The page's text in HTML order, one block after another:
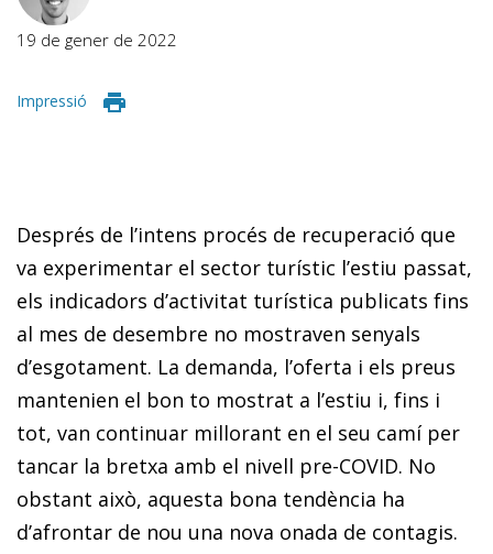
19 de gener de 2022
Impressió
Després de l’intens procés de recuperació que
va experimentar el sector turístic l’estiu passat,
els indicadors d’activitat turística publicats fins
al mes de desembre no mostraven senyals
d’esgotament. La demanda, l’oferta i els preus
mantenien el bon to mostrat a l’estiu i, fins i
tot, van continuar millorant en el seu camí per
tancar la bretxa amb el nivell pre-COVID. No
obstant això, aquesta bona tendència ha
d’afrontar de nou una nova onada de contagis.